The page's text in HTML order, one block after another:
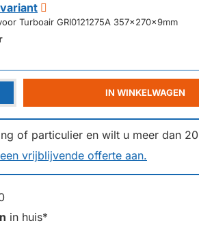
Turboair GRI0121275A 357x270x9mm
of particulier en wilt u meer dan 20
vrijblijvende offerte aan.
IN WINKELWAGEN
in huis*